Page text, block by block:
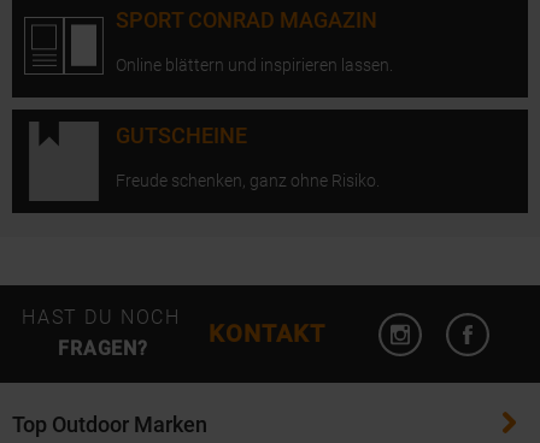
SPORT CONRAD MAGAZIN
Online blättern und inspirieren lassen.
GUTSCHEINE
Freude schenken, ganz ohne Risiko.
HAST DU NOCH
FRAGEN?
KONTAKT
Instagram
Top Outdoor Marken